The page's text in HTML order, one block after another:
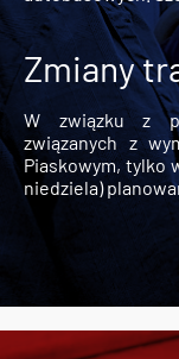
Zmiany
W związku z
związanych z
Piaskowym, tylko
niedziela)